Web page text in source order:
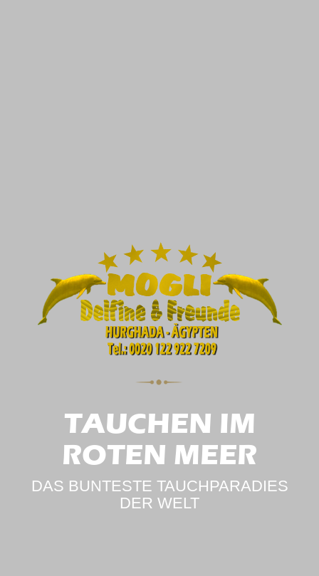
TAUCHEN IM
ROTEN MEER
DAS BUNTESTE TAUCHPARADIES
DER WELT